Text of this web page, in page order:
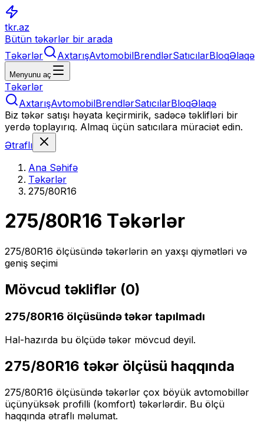
tkr.az
Bütün təkərlər bir arada
Təkərlər
AxtarışAvtomobilBrendlərSatıcılarBloqƏlaqə
Menyunu aç
Təkərlər
AxtarışAvtomobilBrendlərSatıcılarBloqƏlaqə
Biz təkər satışı həyata keçirmirik, sadəcə təklifləri bir
yerdə toplayırıq. Almaq üçün satıcılara müraciət edin.
Ətraflı
Ana Səhifə
Təkərlər
275/80R16
275/80R16 Təkərlər
275/80R16 ölçüsündə təkərlərin ən yaxşı qiymətləri və
geniş seçimi
Mövcud təkliflər (0)
275/80R16 ölçüsündə təkər tapılmadı
Hal-hazırda bu ölçüdə təkər mövcud deyil.
275/80R16 təkər ölçüsü haqqında
275/80R16 ölçüsündə təkərlər çox böyük avtomobillər
üçünyüksək profilli (komfort) təkərlərdir. Bu ölçü
haqqında ətraflı məlumat.